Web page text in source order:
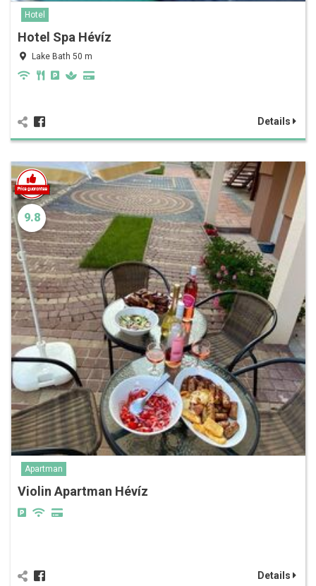
Hotel
Hotel Spa Hévíz
Lake Bath 50 m
Details
9.8
Apartman
Violin Apartman Hévíz
Details